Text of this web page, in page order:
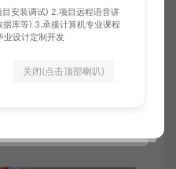
安装调试) 2.项目远程语音讲
库等) 3.承接计算机专业课程
业设计定制开发
关闭(点击顶部喇叭)